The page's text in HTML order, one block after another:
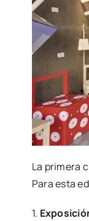
La pri­me­ra
Para esta
1.